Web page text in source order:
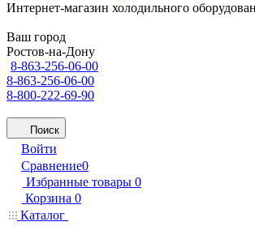
Интернет-магазин холодильного
Ваш город
Ростов-на-Дону
8-863-256-06-00
8-863-256-06-00
8-800-222-69-90
Поиск
Войти
Сравнение0
Избранные товары 0
Корзина 0
Каталог